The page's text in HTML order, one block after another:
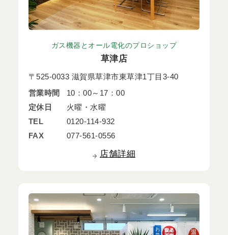
ガス機器とオール電化のプロショップ
草津店
〒525-0033 滋賀県草津市東草津1丁目3-40
営業時間
10：00～17：00
定休日
火曜・水曜
TEL
0120-114-932
FAX
077-561-0556
店舗詳細